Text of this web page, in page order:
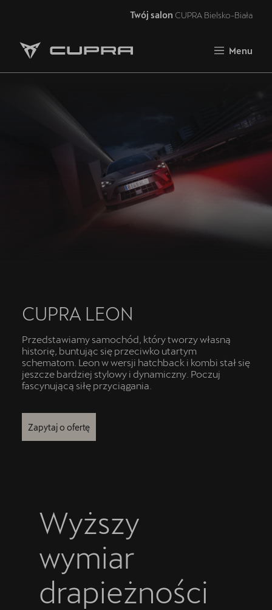
Twój salon CUPRA Bielsko-Biała
Menu
Strona główna
Samochody dostępne od ręki
Jazda próbna CUPRĄ
Oryginalne części zamienne
CUPRA LEON
Przedstawiamy samochód, który tworzy własną
historię, buntując się przeciwko utartym
schematom. Leon w wersji hatchback i kombi stał się
jeszcze bardziej stylowy i dynamiczny. Poczuj
fascynującą siłę przyciągania.
Zapytaj o ofertę
Wyższy
wymiar
drapieżności